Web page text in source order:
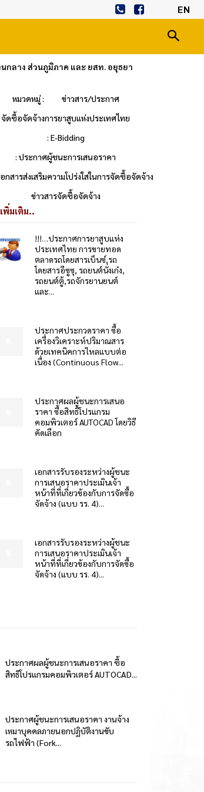
EN
กลาง ส่วนภูมิภาค และ ยสท. อยุธยา
หมวดหมู่ :
ข่าวสาร/ประกาศ
จัดซื้อจัดจ้างการยาสูบแห่งประเทศไทย
: E-Bidding
: ประกาศผู้ชนะการเสนอราคา
อกสารส่งเสริมความโปร่งใสในการจัดซื้อจัดจ้าง
ข่าวสารจัดซื้อจัดจ้าง
พิ่มเติม..
!!!…ประกาศการยาสูบแห่ง
ประเทศไทย การขายทอด
ตลาดรถโดยสารเบ็นซ์,รถ
โดยสารอีซูซุ, รถยนต์นั่งเก๋ง,
รถยนต์ตู้,รถจักรยานยนต์
และ...
ประกาศประกวดราคา ซื้อ
เครื่องวิเคราะห์ปริมาณสาร
ด้วยเทคนิคการไหลแบบต่อ
เนื่อง (Continuous Flow...
ประกาศผลผู้ชนะการเสนอ
ราคา ซื้อสิทธิโปรแกรม
คอมพิวเตอร์ AUTOCAD โดยวิธี
คัดเลือก
เอกสารรับรองระหว่างผู้ชนะ
การเสนอราคาประเมินเจ้า
หน้าที่ที่เกี่ยวข้องกับการจัดซื้อ
จัดจ้าง (แบบ รร. 4)...
เอกสารรับรองระหว่างผู้ชนะ
การเสนอราคาประเมินเจ้า
หน้าที่ที่เกี่ยวข้องกับการจัดซื้อ
จัดจ้าง (แบบ รร. 4)...
ประกาศผลผู้ชนะการเสนอราคา ซื้อ
สิทธิโปรแกรมคอมพิวเตอร์ AUTOCAD...
ประกาศผู้ชนะการเสนอราคา งานจ้าง
เหมาบุคคลภายนอกปฏิบัติงานขับ
รถไฟฟ้า (Fork...